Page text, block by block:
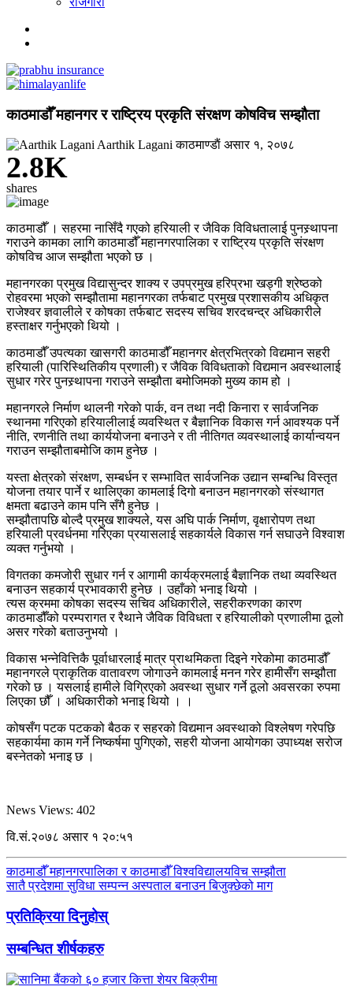
काठमाडौँ महानगर र राष्ट्रिय प्रकृति संरक्षण कोषविच सम्झौता
Aarthik Laganiकाठमाण्डाैं असार १, २०७८
2.8K
shares
काठमाडौँ । सहरमा नासिँदै गएको हरियाली र जैविक विविधतालाई पुनस्र्थापना
गराउने कामका लागि काठमाडौँ महानगरपालिका र राष्ट्रिय प्रकृति संरक्षण
कोषविच आज सम्झौता भएको छ ।
महानगरका प्रमुख विद्यासुन्दर शाक्य र उपप्रमुख हरिप्रभा खड्गी श्रेष्ठको
रोहवरमा भएको सम्झौतामा महानगरका तर्फबाट प्रमुख प्रशासकीय अधिकृत
राजेश्वर ज्ञवालीले र कोषका तर्फबाट सदस्य सचिव शरदचन्द्र अधिकारीले
हस्ताक्षर गर्नुभएको थियो ।
काठमाडौँ उपत्यका खासगरी काठमाडौँ महानगर क्षेत्रभित्रको विद्यमान सहरी
हरियाली (पारिस्थितिकीय प्रणाली) र जैविक विविधताको विद्यमान अवस्थालाई
सुधार गरेर पुनस्र्थापना गराउने सम्झौता बमोजिमको मुख्य काम हो ।
महानगरले निर्माण थालनी गरेको पार्क, वन तथा नदी किनारा र सार्वजनिक
स्थानमा गरिएको हरियालीलाई व्यवस्थित र बैज्ञानिक विकास गर्न आवश्यक पर्ने
नीति, रणनीति तथा कार्ययोजना बनाउने र ती नीतिगत व्यवस्थालाई कार्यान्वयन
गराउन सम्झौताबमोजि काम हुनेछ ।
यस्ता क्षेत्रको संरक्षण, सम्बर्धन र सम्भावित सार्वजनिक उद्यान सम्बन्धि विस्तृत
योजना तयार पार्ने र थालिएका कामलाई दिगो बनाउन महानगरको संस्थागत
क्षमता बढाउने काम पनि सँगै हुनेछ ।
सम्झौतापछि बोल्दै प्रमुख शाक्यले, यस अघि पार्क निर्माण, वृक्षारोपण तथा
हरियाली प्रवर्धनमा गरिएका प्रयासलाई सहकार्यले विकास गर्न सघाउने विश्वाश
व्यक्त गर्नुभयो ।
विगतका कमजोरी सुधार गर्न र आगामी कार्यक्रमलाई बैज्ञानिक तथा व्यवस्थित
बनाउन सहकार्य प्रभावकारी हुनेछ । उहाँको भनाइ थियो ।
त्यस क्रममा कोषका सदस्य सचिव अधिकारीले, सहरीकरणका कारण
काठमाडौँको परम्परागत र रैथाने जैविक विविधता र हरियालीको प्रणालीमा ठूलो
असर गरेको बताउनुभयो ।
विकास भन्नेवित्तिकै पूर्वाधारलाई मात्र प्राथमिकता दिइने गरेकोमा काठमाडौँ
महानगरले प्राकृतिक वातावरण जोगाउने कामलाई मनन गरेर हामीसँग सम्झौता
गरेको छ । यसलाई हामीले विग्रिएको अवस्था सुधार गर्ने ठूलो अवसरका रुपमा
लिएका छौँ । अधिकारीको भनाइ थियो । ।
कोषसँग पटक पटकको बैठक र सहरको विद्यमान अवस्थाको विश्लेषण गरेपछि
सहकार्यमा काम गर्ने निष्कर्षमा पुगिएको, सहरी योजना आयोगका उपाध्यक्ष सरोज
बस्नेतको भनाइ छ ।
News Views: 402
वि.सं.२०७८ असार १ २०:५१
काठमाडौँ महानगरपालिका र काठमाडौँ विश्वविद्यालयविच सम्झौता
सातै प्रदेशमा सुविधा सम्पन्न अस्पताल बनाउन बिजुक्छेको माग
प्रतिक्रिया दिनुहोस्
सम्बन्धित शीर्षकहरु